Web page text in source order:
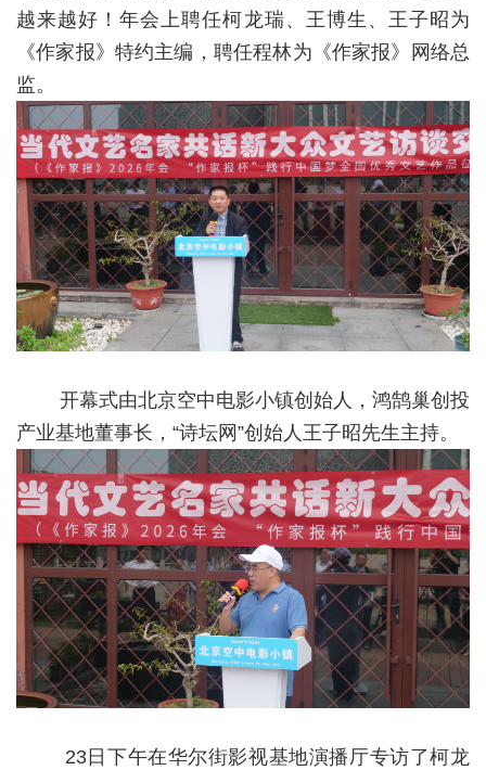
越来越好！年会上聘任柯龙瑞、王博生、王子昭为
《作家报》特约主编，聘任程林为《作家报》网络总
监。
开幕式由北京空中电影小镇创始人，鸿鹄巢创投
产业基地董事长，“诗坛网”创始人王子昭先生主持。
23日下午在华尔街影视基地演播厅专访了柯龙